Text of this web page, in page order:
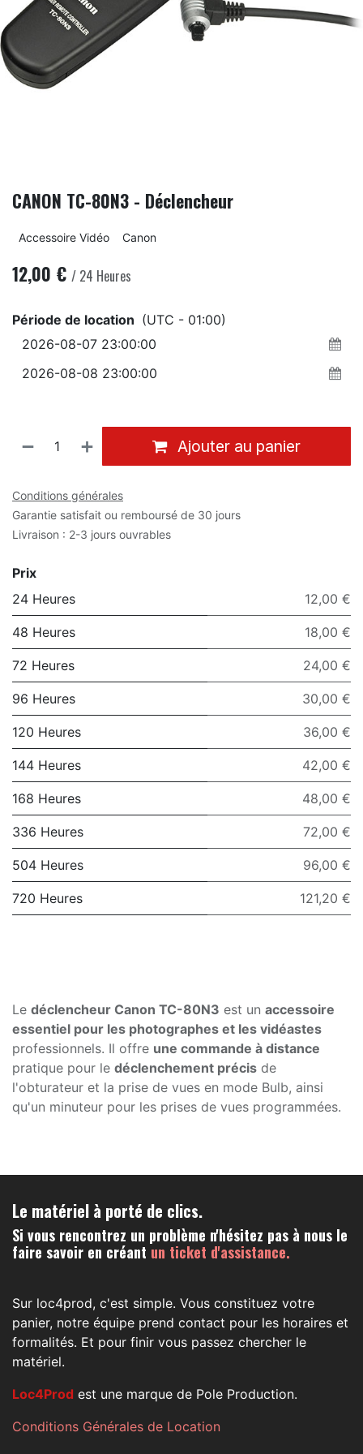
CANON TC-80N3 - Déclencheur
Accessoire Vidéo Canon
12,00 € / 24 Heures
Période de location (UTC - 01:00)
Ajouter au panier
Conditions générales
Garantie satisfait ou remboursé de 30 jours
Livraison : 2-3 jours ouvrables
Prix
24 Heures
12,00 €
48 Heures 18,00 €
72 Heures 24,00 €
96 Heures 30,00 €
120 Heures 36,00 €
144 Heures 42,00 €
168 Heures 48,00 €
336 Heures 72,00 €
504 Heures 96,00 €
720 Heures 121,20 €
Le déclencheur Canon TC-80N3 est un accessoire
essentiel pour les photographes et les vidéastes
professionnels. Il offre une commande à distance
pratique pour le déclenchement précis de
l'obturateur et la prise de vues en mode Bulb, ainsi
qu'un minuteur pour les prises de vues programmées.
Le matériel à porté de clics.
Si vous rencontrez un problème n'hésitez pas à nous le
faire savoir en créant un ticket d'assistance.
Sur loc4prod, c'est simple. Vous constituez votre
panier, notre équipe prend contact pour les horaires et
formalités. Et pour finir vous passez chercher le
matériel.
Loc4Prod est une marque de Pole Production.
Conditions Générales de Location